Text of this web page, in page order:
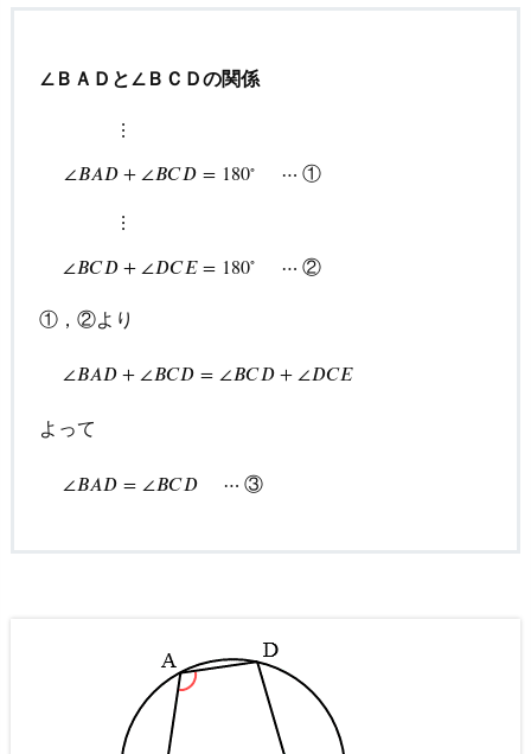
∠ＢＡＤと∠ＢＣＤの関係
∠𝐵𝐴𝐷
∠𝐵𝐶𝐷
⋮
+∠𝐵𝐶𝐷 = 180∘ ⋯ ①
⋮
+∠𝐷𝐶𝐸 = 180∘ ⋯ ②
①，②より
∠𝐵𝐴𝐷 +∠𝐵𝐶𝐷 = ∠𝐵𝐶𝐷 +∠𝐷𝐶𝐸
∠BAD+∠BCD=∠ BCD+∠DCE
よって
∠𝐵𝐴𝐷 = ∠𝐵𝐶𝐷 ⋯ ③
∠BAD= ∠BCD⋯ ③